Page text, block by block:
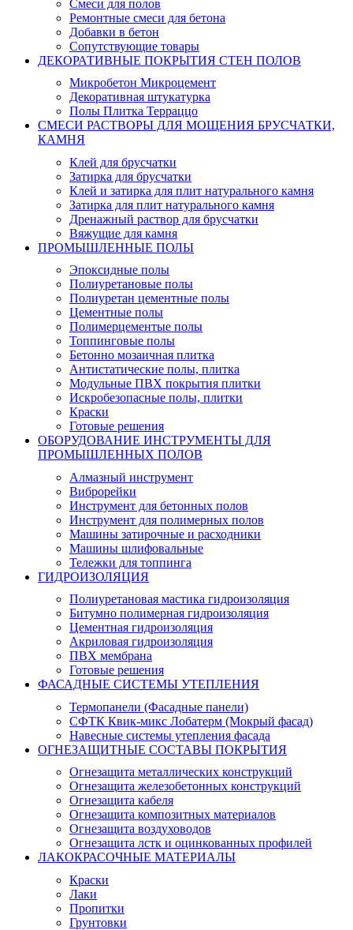
Смеси для полов
Ремонтные смеси для бетона
Добавки в бетон
Сопутствующие товары
ДЕКОРАТИВНЫЕ ПОКРЫТИЯ СТЕН ПОЛОВ
Микробетон Микроцемент
Декоративная штукатурка
Полы Плитка Терраццо
СМЕСИ РАСТВОРЫ ДЛЯ МОЩЕНИЯ БРУСЧАТКИ,
КАМНЯ
Клей для брусчатки
Затирка для брусчатки
Клей и затирка для плит натурального камня
Затирка для плит натурального камня
Дренажный раствор для брусчатки
Вяжущие для камня
ПРОМЫШЛЕННЫЕ ПОЛЫ
Эпоксидные полы
Полиуретановые полы
Полиуретан цементные полы
Цементные полы
Полимерцементые полы
Топпинговые полы
Бетонно мозаичная плитка
Антистатические полы, плитка
Модульные ПВХ покрытия плитки
Искробезопасные полы, плитки
Краски
Готовые решения
ОБОРУДОВАНИЕ ИНСТРУМЕНТЫ ДЛЯ
ПРОМЫШЛЕННЫХ ПОЛОВ
Алмазный инструмент
Виброрейки
Инструмент для бетонных полов
Инструмент для полимерных полов
Машины затирочные и расходники
Машины шлифовальные
Тележки для топпинга
ГИДРОИЗОЛЯЦИЯ
Полиуретановая мастика гидроизоляция
Битумно полимерная гидроизоляция
Цементная гидроизоляция
Акриловая гидроизоляция
ПВХ мембрана
Готовые решения
ФАСАДНЫЕ СИСТЕМЫ УТЕПЛЕНИЯ
Термопанели (Фасадные панели)
СФТК Квик-микс Лобатерм (Мокрый фасад)
Навесные системы утепления фасада
ОГНЕЗАЩИТНЫЕ СОСТАВЫ ПОКРЫТИЯ
Огнезащита металлических конструкций
Огнезащита железобетонных конструкций
Огнезащита кабеля
Огнезащита композитных материалов
Огнезащита воздуховодов
Огнезащита лстк и оцинкованных профилей
ЛАКОКРАСОЧНЫЕ МАТЕРИАЛЫ
Краски
Лаки
Пропитки
Грунтовки